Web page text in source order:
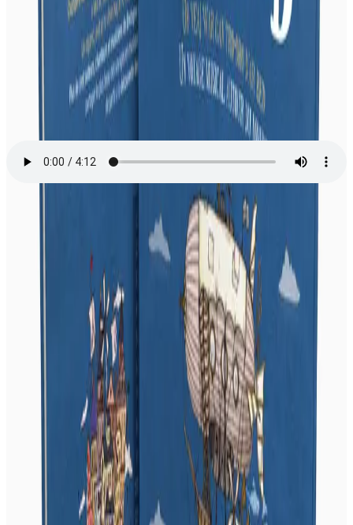
Radio Kreiz Breizh
Une émission animée par Tomaz Laquaine. Invité : Arno Elegoed au
sujet de "Kan ar Bed", un livre-CD, édité par Bannoù-heol